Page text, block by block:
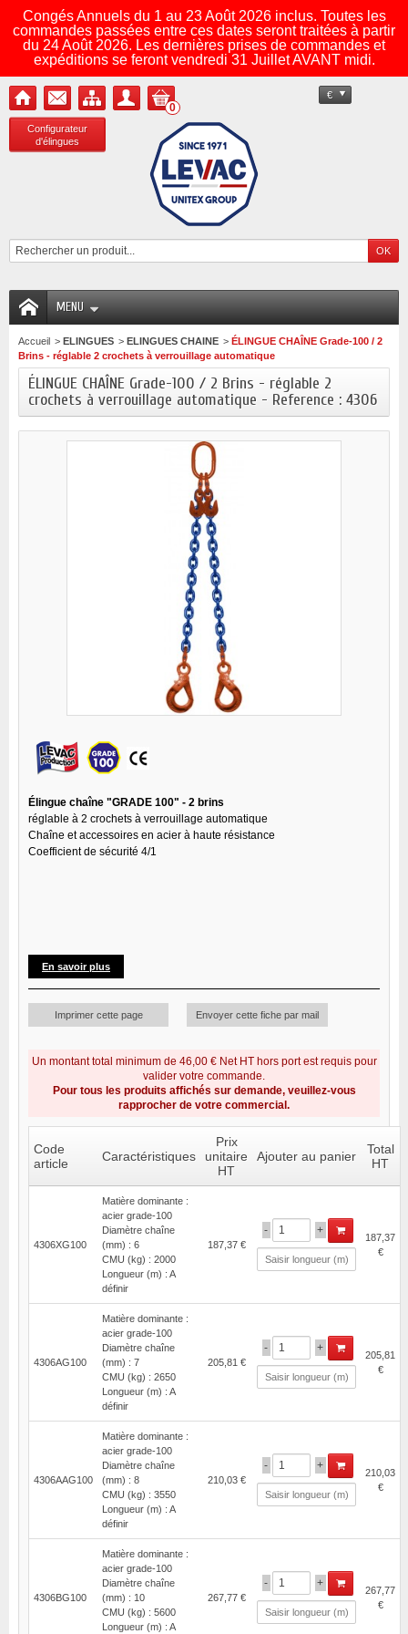
Congés Annuels du 1 au 23 Août 2026 inclus. Toutes les
commandes passées entre ces dates seront traitées à partir
du 24 Août 2026. Les dernières prises de commandes et
expéditions se feront vendredi 31 Juillet AVANT midi.
Configurateur
d'élingues
€
0
MENU
Accueil > ELINGUES > ELINGUES CHAINE > ÉLINGUE CHAÎNE Grade-100 / 2
Brins - réglable 2 crochets à verrouillage automatique
ÉLINGUE CHAÎNE Grade-100 / 2 Brins - réglable 2
crochets à verrouillage automatique - Reference : 4306
Élingue chaîne "GRADE 100" - 2 brins
réglable à 2 crochets à verrouillage automatique
Chaîne et accessoires en acier à haute résistance
Coefficient de sécurité 4/1
En savoir plus
Imprimer cette page Envoyer cette fiche par mail
Un montant total minimum de 46,00 € Net HT hors port est requis pour
valider votre commande.
Pour tous les produits affichés sur demande, veuillez-vous
rapprocher de votre commercial.
Code
article
Caractéristiques
Prix
unitaire
HT
Ajouter au panier
Total
HT
4306XG100
Matière dominante :
acier grade-100
Diamètre chaîne
(mm) : 6
CMU (kg) : 2000
Longueur (m) : A
définir
187,37 €
- +
187,37
€
4306AG100
Matière dominante :
acier grade-100
Diamètre chaîne
(mm) : 7
CMU (kg) : 2650
Longueur (m) : A
définir
205,81 €
- +
205,81
€
4306AAG100
Matière dominante :
acier grade-100
Diamètre chaîne
(mm) : 8
CMU (kg) : 3550
Longueur (m) : A
définir
210,03 €
- +
210,03
€
4306BG100
Matière dominante :
acier grade-100
Diamètre chaîne
(mm) : 10
CMU (kg) : 5600
Longueur (m) : A
267,77 €
- +
267,77
€